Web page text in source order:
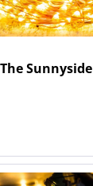
Sunnyside